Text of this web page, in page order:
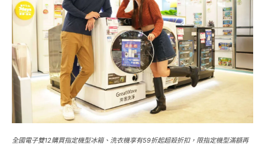
全國電子雙12購買指定機型冰箱、洗衣機享有59折起超殺折扣，限指定機型滿額再